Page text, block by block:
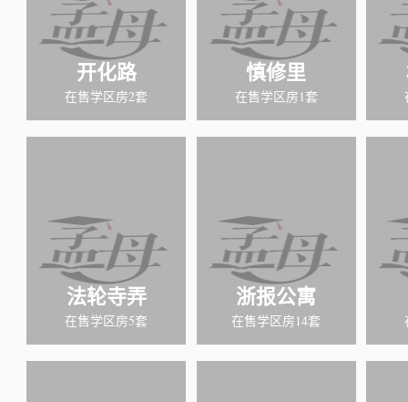
开化路
在售学区房2套
慎修里
在售学区房1套
法轮寺弄
在售学区房5套
浙报公寓
在售学区房14套